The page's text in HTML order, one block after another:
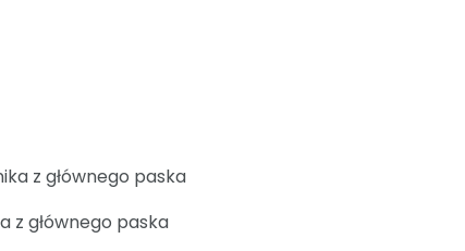
z głównego paska